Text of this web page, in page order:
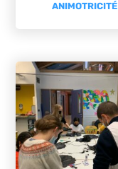
ANIMOTRICITÉ